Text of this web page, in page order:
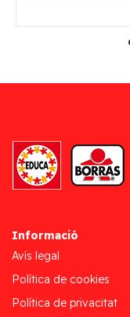
Informació
Avís legal
Política de cookies
Política de privacitat